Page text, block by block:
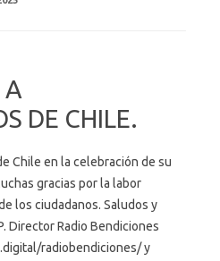
A
DE CHILE.
Chile en la celebración de su
gracias por la labor
los ciudadanos. Saludos y
Director Radio Bendiciones
radiobendiciones/ y